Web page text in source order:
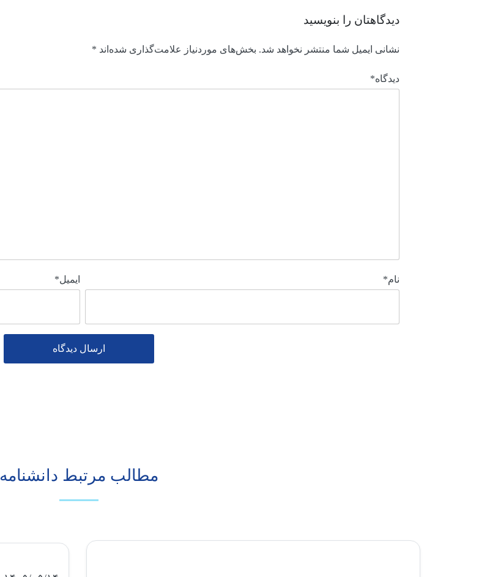
دیدگاهتان را بنویسید
نشانی ایمیل شما منتشر نخواهد شد. بخش‌های موردنیاز علامت‌گذاری شده‌اند *
دیدگاه*
نام* ایمیل*
مطالب مرتبط دانشنامه